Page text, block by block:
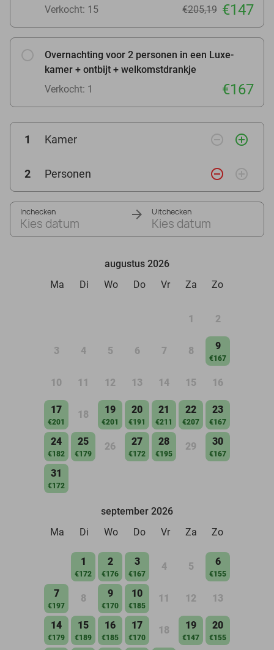
Verkocht: 15 €205,19 €147
Overnachting voor 2 personen in een Luxe-
kamer + ontbijt + welkomstdrankje
Verkocht: 1
€167
1 Kamer remove_circle_outline add_circle_outline
2 Personen remove_circle_outline add_circle_outline
Inchecken
Kies datum
Uitchecken
Kies datum
augustus 2026
Ma
Di Wo Do Vr Za Zo
1 2
3 4 5 6 7 8 9
€167
10 11 12 13 14 15 16
17
€201
18 19
€201
20
€191
21
€211
22
€207
23
€167
24
€182
25
€179
26 27
€172
28
€195
29 30
€167
31
€172
september 2026
Ma
Di Wo Do Vr Za Zo
1
€172
2
€176
3
€167
4 5 6
€155
7
€197
8 9
€170
10
€185
11 12 13
14
€179
15
€189
16
€185
17
€170
18 19
€147
20
€155